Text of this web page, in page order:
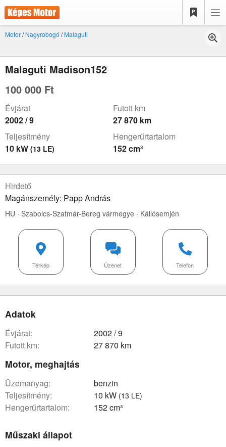
Motor/Nagyrobogó /Malaguti
Malaguti Madison152
100 000 Ft
Évjárat
2002 / 9
Futott km
27 870 km
Teljesítmény
10 kW (13 LE)
Hengerűrtartalom
152 cm³
Hirdető
Magánszemély: Papp András
HU · Szabolcs-Szatmár-Bereg vármegye · Kállósemjén
Telefon
Üzenet
Térkép
Adatok
évjárat:
2002 / 9
futott km:
27 870 km
Motor, meghajtás
üzemanyag:
benzin
teljesítmény:
10 kW (13 LE)
hengerűrtartalom: 152 cm³
Műszaki állapot